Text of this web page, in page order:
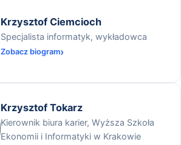
Krzysztof Ciemcioch
Specjalista informatyk, wykładowca
Zobacz biogram
Krzysztof Tokarz
Kierownik biura karier, Wyższa Szkoła
Ekonomii i Informatyki w Krakowie